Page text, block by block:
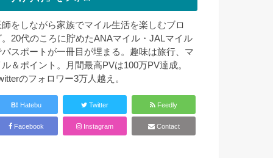
師をしながら家族でマイル生活を楽しむブロ
。20代のころに貯めたANAマイル・JALマイル
パスポートが一冊目が埋まる。趣味は旅行、マ
ル＆ポイント。月間最高PVは100万PV達成。
のフォロワー3万人越え。
B! Hatebu Twitter Feedly
Facebook Instagram Contact